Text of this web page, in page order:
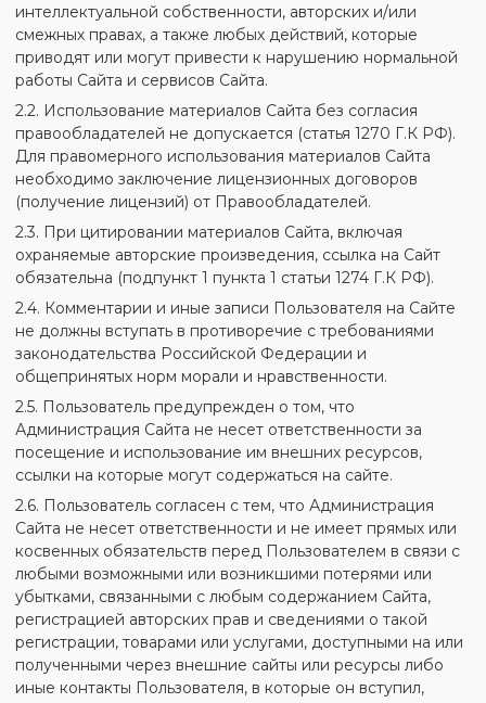
интеллектуальной собственности, авторских и/или
смежных правах, а также любых действий, которые
приводят или могут привести к нарушению нормальной
работы Сайта и сервисов Сайта.
2.2. Использование материалов Сайта без согласия
правообладателей не допускается (статья 1270 Г.К РФ).
Для правомерного использования материалов Сайта
необходимо заключение лицензионных договоров
(получение лицензий) от Правообладателей.
2.3. При цитировании материалов Сайта, включая
охраняемые авторские произведения, ссылка на Сайт
обязательна (подпункт 1 пункта 1 статьи 1274 Г.К РФ).
2.4. Комментарии и иные записи Пользователя на Сайте
не должны вступать в противоречие с требованиями
законодательства Российской Федерации и
общепринятых норм морали и нравственности.
2.5. Пользователь предупрежден о том, что
Администрация Сайта не несет ответственности за
посещение и использование им внешних ресурсов,
ссылки на которые могут содержаться на сайте.
2.6. Пользователь согласен с тем, что Администрация
Сайта не несет ответственности и не имеет прямых или
косвенных обязательств перед Пользователем в связи с
любыми возможными или возникшими потерями или
убытками, связанными с любым содержанием Сайта,
регистрацией авторских прав и сведениями о такой
регистрации, товарами или услугами, доступными на или
полученными через внешние сайты или ресурсы либо
иные контакты Пользователя, в которые он вступил,